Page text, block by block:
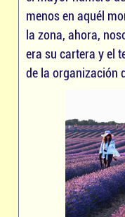
menos en aquél
la zona, ahora,
era su cartera y el
de la organización